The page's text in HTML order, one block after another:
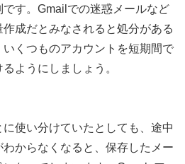
す。Gmailでの迷惑メールなど
成だとみなされると処分がある
くつものアカウントを短期間で
ようにしましょう。
使い分けていたとしても、途中
からなくなると、保存したメー